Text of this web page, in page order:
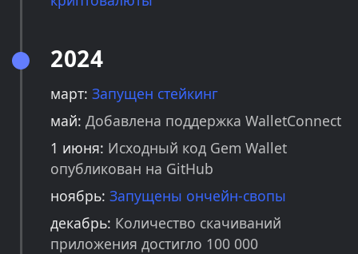
2024
март: Запущен стейкинг
май: Добавлена поддержка WalletConnect
1 июня: Исходный код Gem Wallet
опубликован на GitHub
ноябрь: Запущены ончейн-свопы
декабрь: Количество скачиваний
приложения достигло 100 000